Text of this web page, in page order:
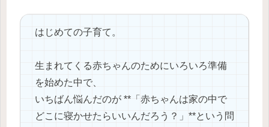
はじめての子育て。
生まれてくる赤ちゃんのためにいろいろ準備
を始めた中で、
いちばん悩んだのが **「赤ちゃんは家の中で
どこに寝かせたらいいんだろう？」**という問